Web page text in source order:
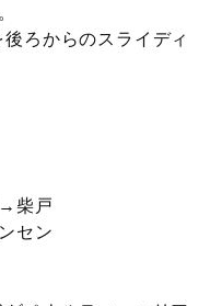
ろからのスライディ
→柴戸
セン